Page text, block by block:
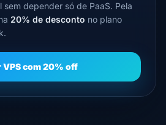
depender só de PaaS. Pela
20% de desconto no plano
VPS com 20% off